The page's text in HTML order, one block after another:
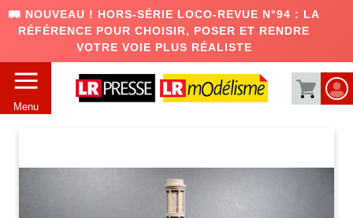
🛤️ NOUVEAU ! HORS-SÉRIE LOCO-REVUE N°94 : LA
RÉFÉRENCE POUR CHOISIR, POSER ET RENDRE
VOTRE VOIE PLUS RÉALISTE
Menu